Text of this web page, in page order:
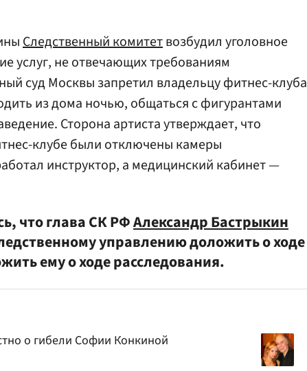
Следственный комитетвозбудил уголовное
услуг, не отвечающих требованиям
суд Москвы запретил владельцу фитнес-клуба
из дома ночью, общаться с фигурантами
Сторона артиста утверждает, что
клубе были отключены камеры
инструктор, а медицинский кабинет —
что глава СК РФАлександр Бастрыкин
управлению доложить о ходе
ему о ходе расследования.
о гибели Софии Конкиной